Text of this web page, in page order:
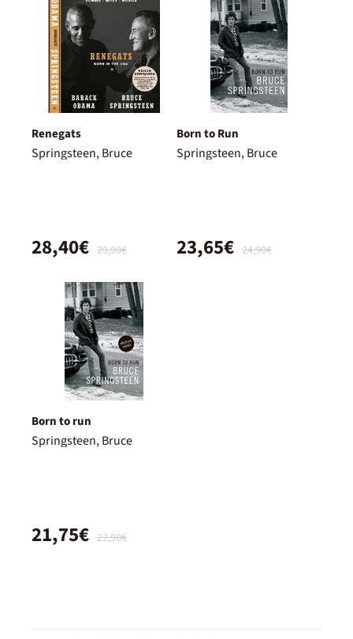
Renegats
Springsteen, Bruce
29,90€
28,40€
Born to Run
Springsteen, Bruce
24,90€
23,65€
Born to run
Springsteen, Bruce
22,90€
21,75€